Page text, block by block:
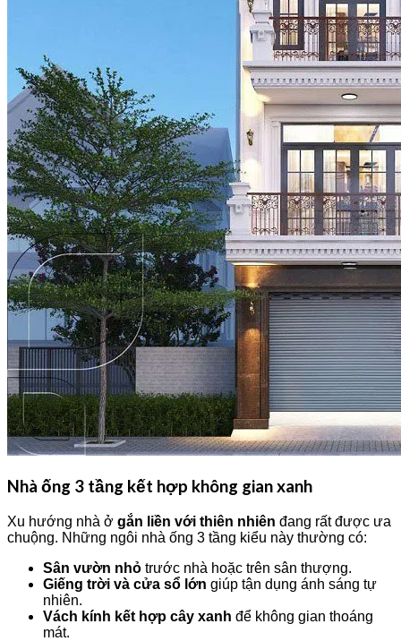
Nhà ống 3 tầng kết hợp không gian xanh
Xu hướng nhà ở gắn liền với thiên nhiên đang rất được ưa
chuộng. Những ngôi nhà ống 3 tầng kiểu này thường có:
Sân vườn nhỏ trước nhà hoặc trên sân thượng.
Giếng trời và cửa sổ lớn giúp tận dụng ánh sáng tự
nhiên.
Vách kính kết hợp cây xanh để không gian thoáng
mát.